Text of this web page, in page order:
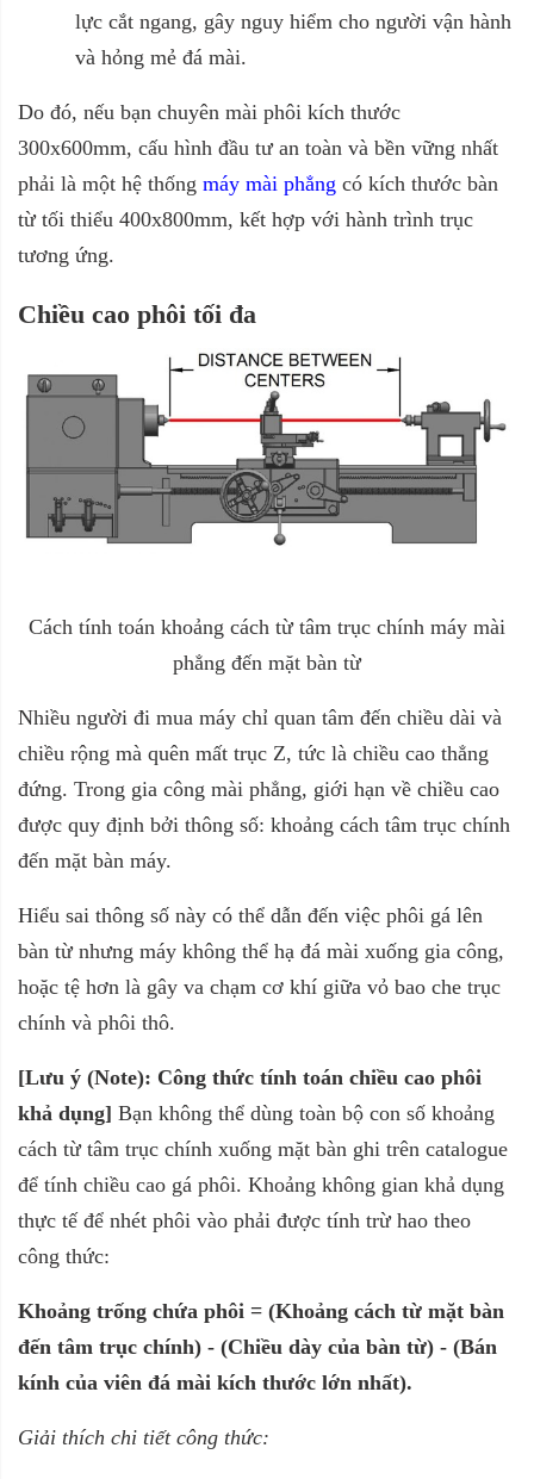
lực cắt ngang, gây nguy hiểm cho người vận hành
và hỏng mẻ đá mài.
Do đó, nếu bạn chuyên mài phôi kích thước
300x600mm, cấu hình đầu tư an toàn và bền vững nhất
phải là một hệ thống máy mài phẳng có kích thước bàn
từ tối thiểu 400x800mm, kết hợp với hành trình trục
tương ứng.
Chiều cao phôi tối đa
Cách tính toán khoảng cách từ tâm trục chính máy mài
phẳng đến mặt bàn từ
Nhiều người đi mua máy chỉ quan tâm đến chiều dài và
chiều rộng mà quên mất trục Z, tức là chiều cao thẳng
đứng. Trong gia công mài phẳng, giới hạn về chiều cao
được quy định bởi thông số: khoảng cách tâm trục chính
đến mặt bàn máy.
Hiểu sai thông số này có thể dẫn đến việc phôi gá lên
bàn từ nhưng máy không thể hạ đá mài xuống gia công,
hoặc tệ hơn là gây va chạm cơ khí giữa vỏ bao che trục
chính và phôi thô.
[Lưu ý (Note): Công thức tính toán chiều cao phôi
khả dụng] Bạn không thể dùng toàn bộ con số khoảng
cách từ tâm trục chính xuống mặt bàn ghi trên catalogue
để tính chiều cao gá phôi. Khoảng không gian khả dụng
thực tế để nhét phôi vào phải được tính trừ hao theo
công thức:
Khoảng trống chứa phôi = (Khoảng cách từ mặt bàn
đến tâm trục chính) - (Chiều dày của bàn từ) - (Bán
kính của viên đá mài kích thước lớn nhất).
Giải thích chi tiết công thức: